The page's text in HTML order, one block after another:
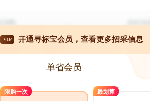
VIP 开通寻标宝会员，查看更多招采信息
单省会员
限购一次 最划算